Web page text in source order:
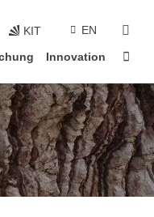
KIT EN
Innovation